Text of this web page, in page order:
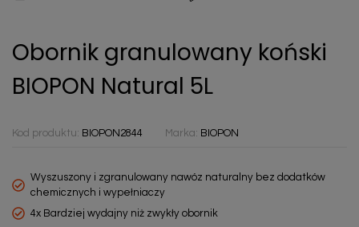
Obornik granulowany koński
BIOPON Natural 5L
Kod produktu: BIOPON2844 Marka: BIOPON
Wyszuszony i zgranulowany nawóz naturalny bez dodatków
chemicznych i wypełniaczy
4x Bardziej wydajny niż zwykły obornik